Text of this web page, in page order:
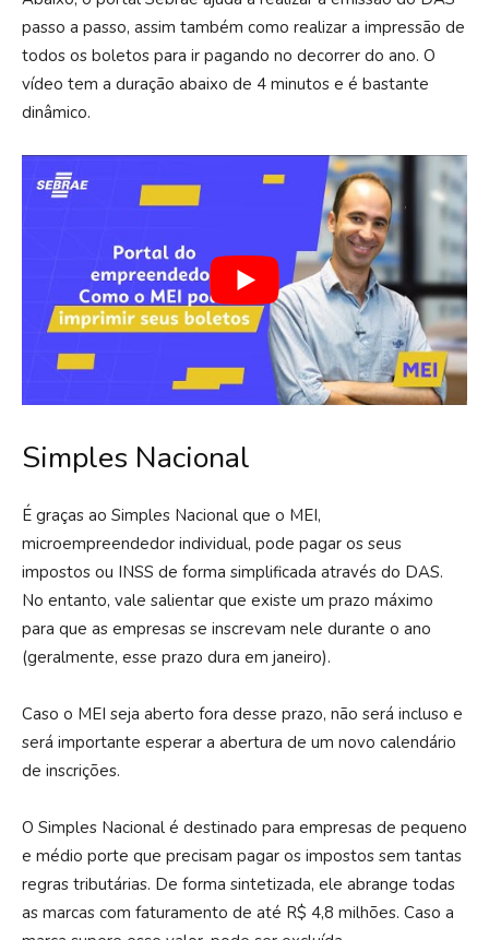
passo a passo, assim também como realizar a impressão de
todos os boletos para ir pagando no decorrer do ano. O
vídeo tem a duração abaixo de 4 minutos e é bastante
dinâmico.
Simples Nacional
É graças ao Simples Nacional que o MEI,
microempreendedor individual, pode pagar os seus
impostos ou INSS de forma simplificada através do DAS.
No entanto, vale salientar que existe um prazo máximo
para que as empresas se inscrevam nele durante o ano
(geralmente, esse prazo dura em janeiro).
Caso o MEI seja aberto fora desse prazo, não será incluso e
será importante esperar a abertura de um novo calendário
de inscrições.
O Simples Nacional é destinado para empresas de pequeno
e médio porte que precisam pagar os impostos sem tantas
regras tributárias. De forma sintetizada, ele abrange todas
as marcas com faturamento de até R$ 4,8 milhões. Caso a